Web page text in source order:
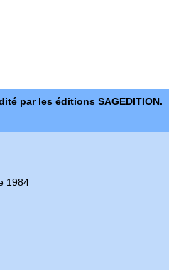
par les éditions SAGEDITION.
1984